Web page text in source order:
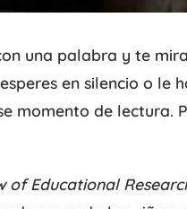
una palabra y te
en silencio o le
momento de lectura.
of Educational